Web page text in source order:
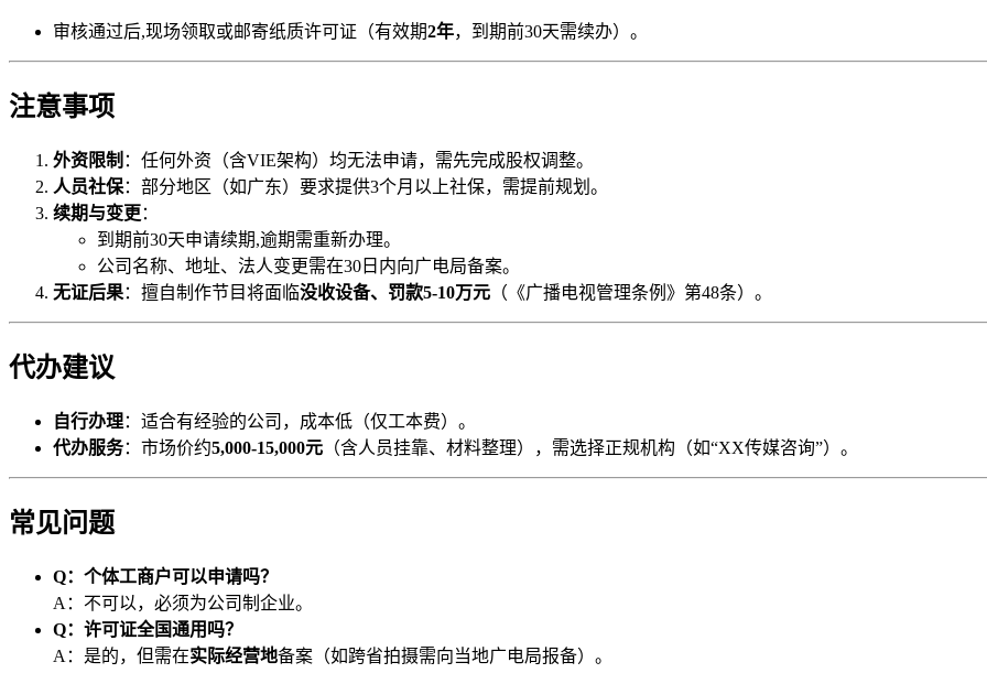
审核通过后,现场领取或邮寄纸质许可证（有效期2年，到期前30天需续办）。
注意事项
外资限制 ：任何外资（含VIE架构）均无法申请，需先完成股权调整。
人员社保：部分地区（如广东）要求提供3个月以上社保，需提前规划。
续期与变更 ：
到期前30天申请续期,逾期需重新办理。
公司名称、地址、法人变更需在30日内向广电局备案。
无证后果：擅自制作节目将面临没收设备、罚款5-10万元 （《广播电视管理条例》第48条）。
代办建议
自行办理：适合有经验的公司，成本低（仅工本费）。
代办服务：市场价约5,000-15,000元 （含人员挂靠、材料整理），需选择正规机构（如“XX传媒咨询”）。
常见问题
Q：个体工商户可以申请吗？
A：不可以，必须为公司制企业。
Q：许可证全国通用吗？
A：是的，但需在实际经营地备案（如跨省拍摄需向当地广电局报备）。